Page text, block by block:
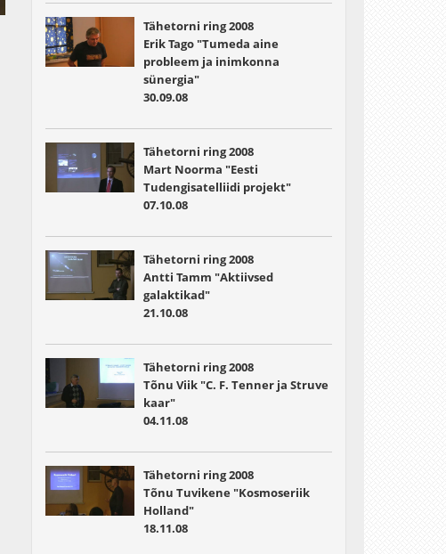
Tähetorni ring 2008
Erik Tago "Tumeda aine
probleem ja inimkonna
sünergia"
30.09.08
Tähetorni ring 2008
Mart Noorma "Eesti
Tudengisatelliidi projekt"
07.10.08
Tähetorni ring 2008
Antti Tamm "Aktiivsed
galaktikad"
21.10.08
Tähetorni ring 2008
Tõnu Viik "C. F. Tenner ja Struve
kaar"
04.11.08
Tähetorni ring 2008
Tõnu Tuvikene "Kosmoseriik
Holland"
18.11.08